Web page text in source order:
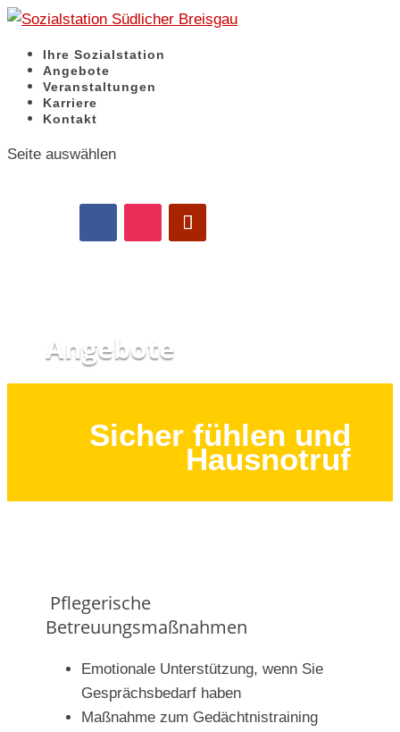
Ihre Sozialstation
Angebote
Veranstaltungen
Karriere
Kontakt
Seite auswählen
Angebote
Sicher fühlen und
Hausnotruf
Pflegerische
Betreuungsmaßnahmen
Emotionale Unterstützung, wenn Sie
Gesprächsbedarf haben
Maßnahme zum Gedächtnistraining